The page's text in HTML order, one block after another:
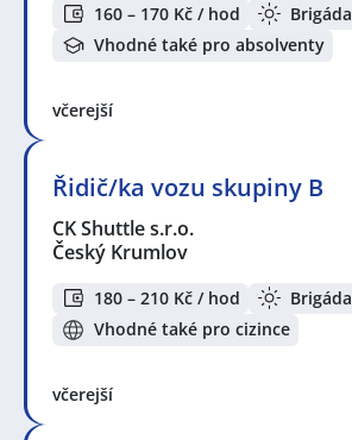
160 – 170 Kč / hod
Brigáda
Vhodné také pro absolventy
včerejší
Řidič/ka vozu skupiny B
CK Shuttle s.r.o.
Český Krumlov
180 – 210 Kč / hod
Brigáda
Vhodné také pro cizince
včerejší